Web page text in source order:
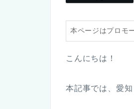
本ページはプロモ
こんにちは！
本記事では、愛